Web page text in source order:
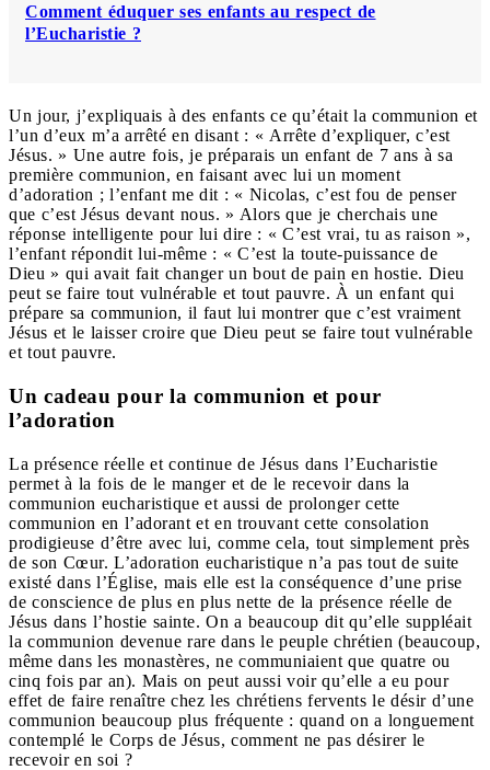
Comment éduquer ses enfants au respect de
l’Eucharistie ?
Un jour, j’expliquais à des enfants ce qu’était la communion et
l’un d’eux m’a arrêté en disant : « Arrête d’expliquer, c’est
Jésus. » Une autre fois, je préparais un enfant de 7 ans à sa
première communion, en faisant avec lui un moment
d’adoration ; l’enfant me dit : « Nicolas, c’est fou de penser
que c’est Jésus devant nous. » Alors que je cherchais une
réponse intelligente pour lui dire : « C’est vrai, tu as raison »,
l’enfant répondit lui-même : « C’est la toute-puissance de
Dieu » qui avait fait changer un bout de pain en hostie. Dieu
peut se faire tout vulnérable et tout pauvre. À un enfant qui
prépare sa communion, il faut lui montrer que c’est vraiment
Jésus et le laisser croire que Dieu peut se faire tout vulnérable
et tout pauvre.
Un cadeau pour la communion et pour
l’adoration
La présence réelle et continue de Jésus dans l’Eucharistie
permet à la fois de le manger et de le recevoir dans la
communion eucharistique et aussi de prolonger cette
communion en l’adorant et en trouvant cette consolation
prodigieuse d’être avec lui, comme cela, tout simplement près
de son Cœur. L’adoration eucharistique n’a pas tout de suite
existé dans l’Église, mais elle est la conséquence d’une prise
de conscience de plus en plus nette de la présence réelle de
Jésus dans l’hostie sainte. On a beaucoup dit qu’elle suppléait
la communion devenue rare dans le peuple chrétien (beaucoup,
même dans les monastères, ne communiaient que quatre ou
cinq fois par an). Mais on peut aussi voir qu’elle a eu pour
effet de faire renaître chez les chrétiens fervents le désir d’une
communion beaucoup plus fréquente : quand on a longuement
contemplé le Corps de Jésus, comment ne pas désirer le
recevoir en soi ?